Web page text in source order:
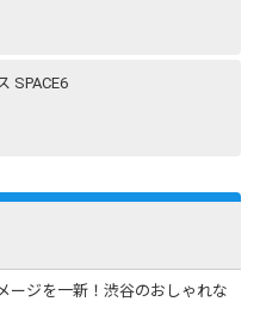
SPACE6
ージを一新！渋谷のおしゃれな